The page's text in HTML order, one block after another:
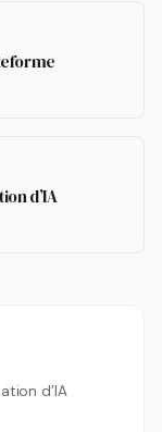
d’IA
d’IA